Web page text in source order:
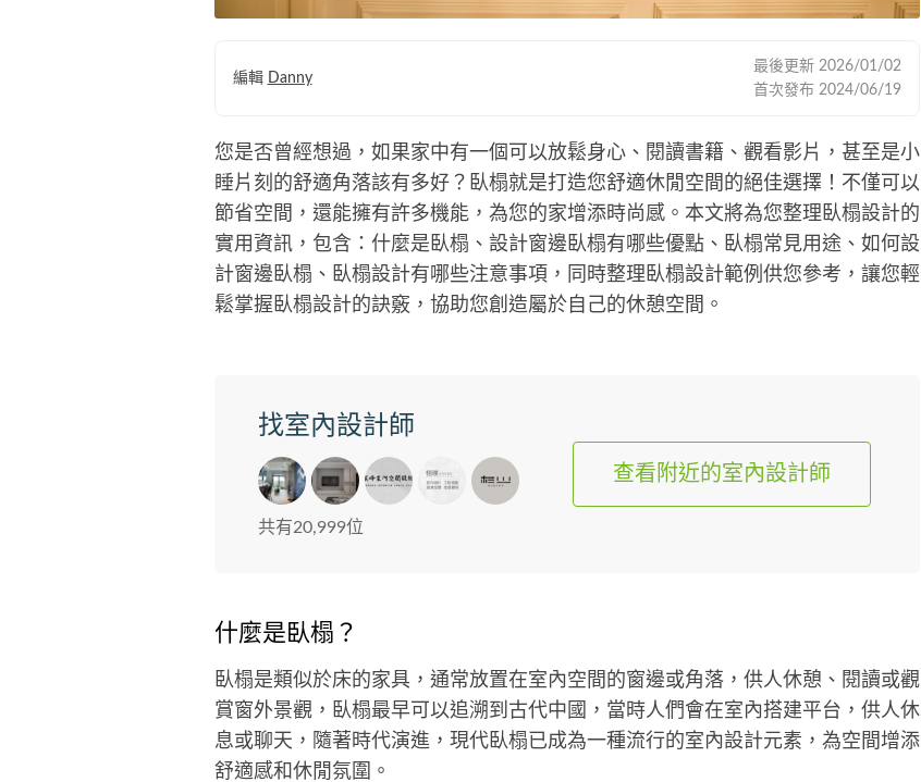
您是否曾經想過，如果家中有一個可以放鬆身心、閱讀書籍、觀看影片，甚至是小
睡片刻的舒適角落該有多好？臥榻就是打造您舒適休閒空間的絕佳選擇！不僅可以
節省空間，還能擁有許多機能，為您的家增添時尚感。本文將為您整理臥榻設計的
實用資訊，包含：什麼是臥榻、設計窗邊臥榻有哪些優點、臥榻常見用途、如何設
計窗邊臥榻、臥榻設計有哪些注意事項，同時整理臥榻設計範例供您參考，讓您輕
鬆掌握臥榻設計的訣竅，協助您創造屬於自己的休憩空間。
編輯 Danny
最後更新 2026/01/02
首次發布 2024/06/19
找室內設計師
共有20,999位
查看附近的室內設計師
什麼是臥榻？
臥榻是類似於床的家具，通常放置在室內空間的窗邊或角落，供人休憩、閱讀或觀
賞窗外景觀，臥榻最早可以追溯到古代中國，當時人們會在室內搭建平台，供人休
息或聊天，隨著時代演進，現代臥榻已成為一種流行的室內設計元素，為空間增添
舒適感和休閒氛圍。